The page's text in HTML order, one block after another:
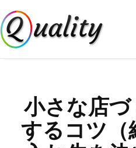
小さな店
するコツ（